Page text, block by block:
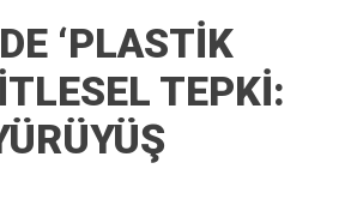
‘PLASTİK
TEPKİ: